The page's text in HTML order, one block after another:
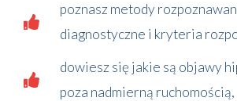
poznasz metody
diagnostyczne i kryteria
dowiesz się jakie są objawy
poza nadmierną ruchomością,